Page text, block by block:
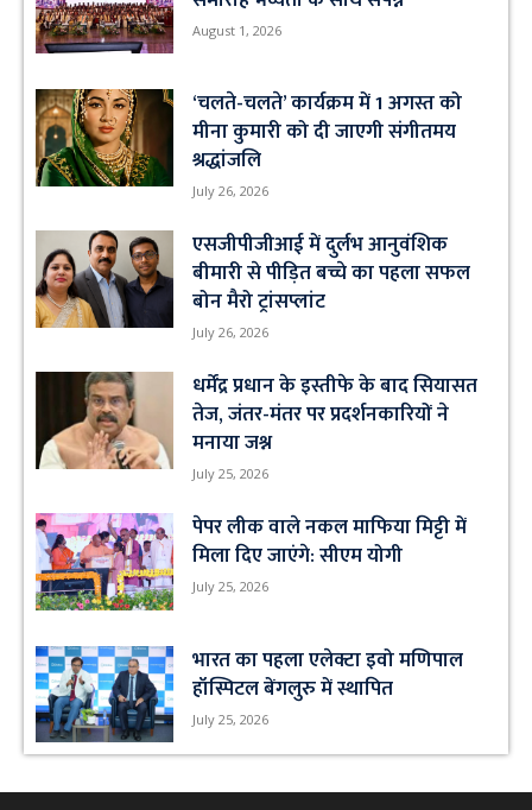
August 1, 2026
‘चलते-चलते’ कार्यक्रम में 1 अगस्त को
मीना कुमारी को दी जाएगी संगीतमय
श्रद्धांजलि
July 26, 2026
एसजीपीजीआई में दुर्लभ आनुवंशिक
बीमारी से पीड़ित बच्चे का पहला सफल
बोन मैरो ट्रांसप्लांट
July 26, 2026
धर्मेंद्र प्रधान के इस्तीफे के बाद सियासत
तेज, जंतर-मंतर पर प्रदर्शनकारियों ने
मनाया जश्न
July 25, 2026
पेपर लीक वाले नकल माफिया मिट्टी में
मिला दिए जाएंगे: सीएम योगी
July 25, 2026
भारत का पहला एलेक्टा इवो मणिपाल
हॉस्पिटल बेंगलुरु में स्थापित
July 25, 2026